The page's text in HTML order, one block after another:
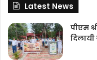
Latest News
पीएम